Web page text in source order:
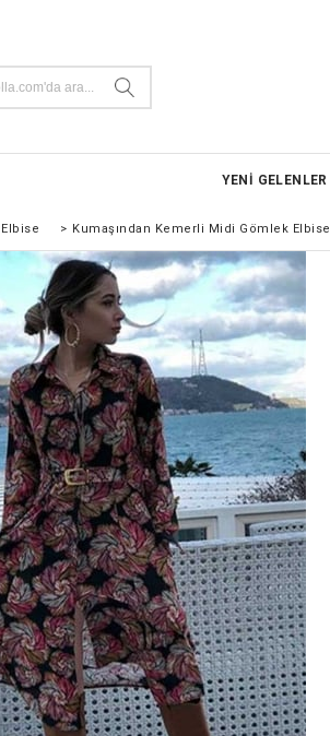
YENİ GELENLER
Elbise > Kumaşından Kemerli Midi Gömlek Elbise